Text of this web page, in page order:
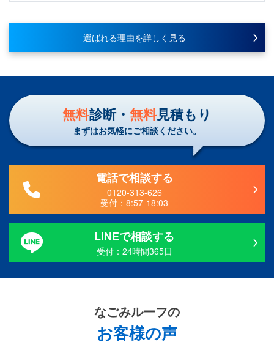
選ばれる理由を詳しく見る
無料診断・ 無料見積もり
まずはお気軽にご相談ください。
電話で相談する
0120-313-626
受付：8:57-18:03
LINEで相談する
受付：24時間365日
なごみルーフの
お客様の声